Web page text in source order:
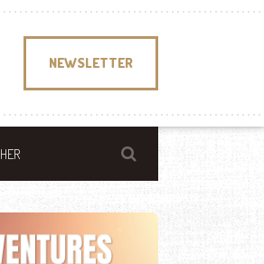
NEWSLETTER